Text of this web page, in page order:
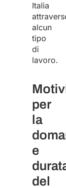
Italia
alcun
tipo
di
lavoro.
per
la
e
del